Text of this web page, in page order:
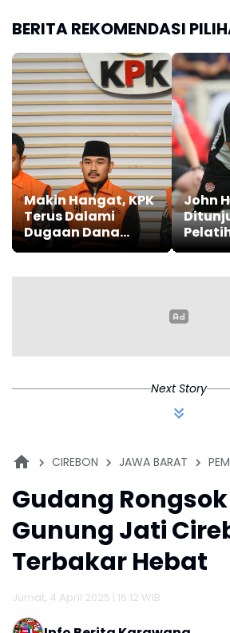
BERITA REKOMENDASI
Makin Hangat, KPK
Terus Dalami
Dugaan Dana
Politik di Kasus
Kunang
John
Next Story
CIREBON JAWA BARAT
Gudang
Gunung Jati
Terbakar Hebat
Jumat, 4 April 2025 | 16:12 WIB